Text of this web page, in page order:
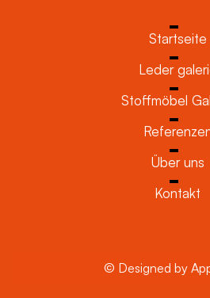
Startseite
Leder
Stoffmöbel
Über uns
Kontakt
© Designed by